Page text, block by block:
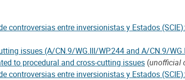
controversias entre inversionistas y Estados
issues (A/CN.9/WG.III/WP.244 and A/CN.9/
to procedural and cross-cutting issues (unofficial
controversias entre inversionistas y Estados